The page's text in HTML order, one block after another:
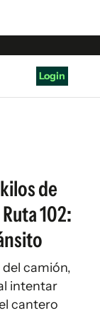
Login
de
102:
camión,
intentar
cantero